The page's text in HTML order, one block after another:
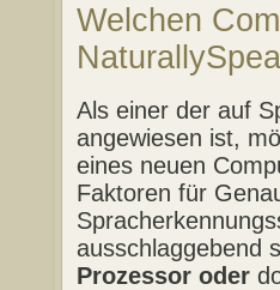
Welchen
Als einer der auf
angewiesen ist,
eines neuen
Faktoren für
ausschlaggebend
Prozessor oder